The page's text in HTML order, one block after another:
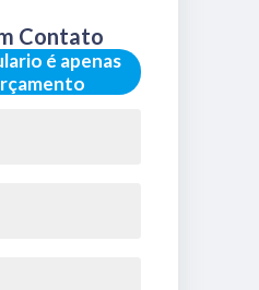
é apenas
Contato